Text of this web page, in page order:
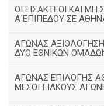
ΟΙ ΕΙΣΑΚΤΕΟΙ ΚΑΙ
Α΄ΕΠΙΠΕΔΟΥ ΣΕ
ΑΓΩΝΑΣ
ΔΥΟ ΕΘΝΙΚΩΝ
ΑΓΩΝΑΣ ΕΠΙΛΟΓΗΣ
ΜΕΣΟΓΕΙΑΚΟΥΣ